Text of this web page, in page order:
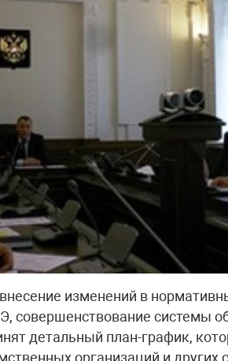
изменений в
совершенствование системы
детальный план-график,
организаций и других